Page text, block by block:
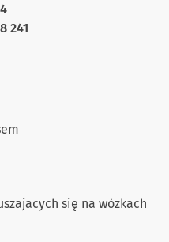
241
się na wózkach